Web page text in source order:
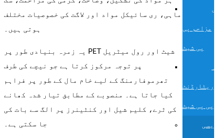
مزاحم پی
پی شیٹ
ریٹارڈنٹ
پی پی شیٹ
ماہی، ری سائیکل مواد اور لاگت کی خصوصیات مختلف
ہوتی ہیں۔
یہ زمرہ بنیادی طور پر PET شیٹ اور رول میٹریل
پر توجہ مرکوز کرتا ہے جو نیچے کی طرف
تھرموفارمنگ کے لیے خام مال کے طور پر فراہم
کیا جاتا ہے۔ منصوبے کے مطابق تیار شدہ کھانے
کی ٹرے، کلیم شیل اور کنٹینرز پر الگ سے بات کی
جا سکتی ہے۔